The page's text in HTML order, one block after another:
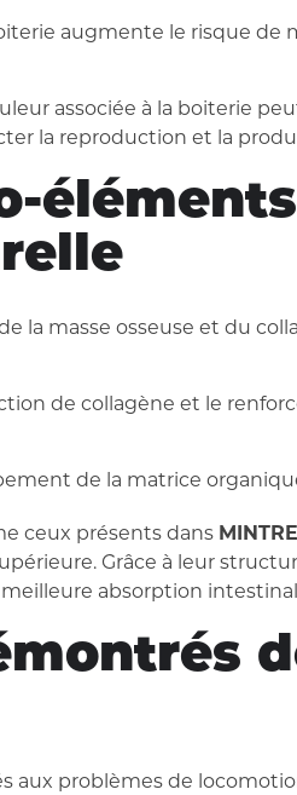
augmente le risque de
associée à la boiterie
la reproduction et la
la masse osseuse et du
de collagène et le
de la matrice
ceux présents dans
Grâce à leur
absorption
aux problèmes de